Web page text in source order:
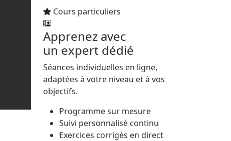
Cours particuliers
Apprenez avec
un expert dédié
Séances individuelles en ligne,
adaptées à votre niveau et à vos
objectifs.
Programme sur mesure
Suivi personnalisé continu
Exercices corrigés en direct